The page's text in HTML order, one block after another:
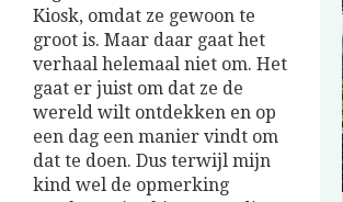
Kiosk, omdat ze gewoon te
groot is. Maar daar gaat het
verhaal helemaal niet om. Het
gaat er juist om dat ze de
wereld wilt ontdekken en op
een dag een manier vindt om
dat te doen. Dus terwijl mijn
kind wel de opmerking